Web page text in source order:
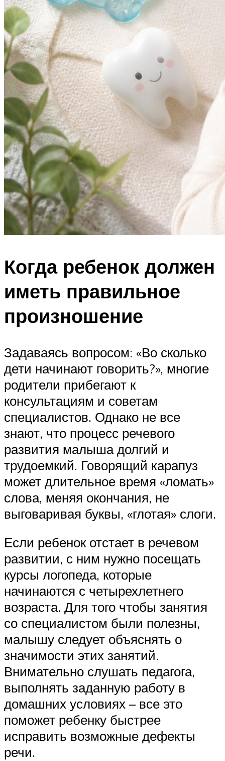
Когда ребенок должен
иметь правильное
произношение
Задаваясь вопросом: «Во сколько
дети начинают говорить?», многие
родители прибегают к
консультациям и советам
специалистов. Однако не все
знают, что процесс речевого
развития малыша долгий и
трудоемкий. Говорящий карапуз
может длительное время «ломать»
слова, меняя окончания, не
выговаривая буквы, «глотая» слоги.
Если ребенок отстает в речевом
развитии, с ним нужно посещать
курсы логопеда, которые
начинаются с четырехлетнего
возраста. Для того чтобы занятия
со специалистом были полезны,
малышу следует объяснять о
значимости этих занятий.
Внимательно слушать педагога,
выполнять заданную работу в
домашних условиях – все это
поможет ребенку быстрее
исправить возможные дефекты
речи.